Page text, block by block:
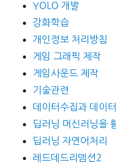
YOLO 개발
강화학습
개인정보 처리방침
게임 그래픽 제작
게임사운드 제작
기술관련
데이터수집과 데이
딥러닝 머신러닝을
딥러닝 자연어처리
레드데드리뎀션2